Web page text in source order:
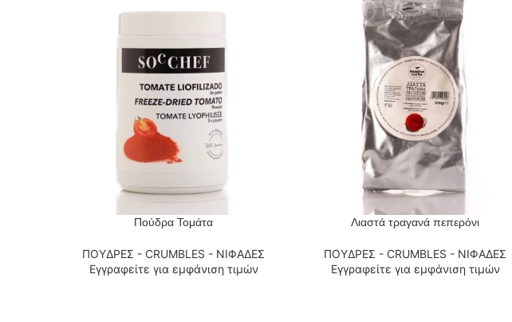
ΔΙΑΒΆΣΤΕ ΠΕΡΙΣΣΌΤΕΡΑ
Πούδρα Τομάτα
ΠΟΥΔΡΕΣ - CRUMBLES - ΝΙΦΑΔΕΣ
Εγγραφείτε για εμφάνιση τιμών
ΔΙΑΒΆΣΤΕ ΠΕΡΙΣΣΌΤΕΡΑ
Λιαστά τραγανά πεπερόνι
ΠΟΥΔΡΕΣ - CRUMBLES - ΝΙΦΑΔΕΣ
Εγγραφείτε για εμφάνιση τιμών